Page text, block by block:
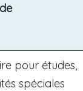
pour études,
spéciales